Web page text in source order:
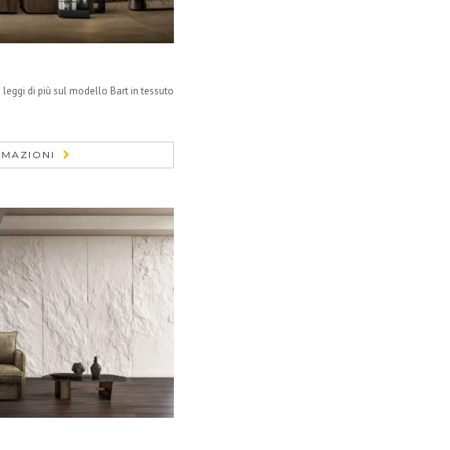
di più sul modello Bart in tessuto